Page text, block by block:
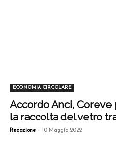
ECONOMIA CIRCOLARE
Accordo Anci,
la raccolta del vetro
Redazione - 10 Maggio 2022